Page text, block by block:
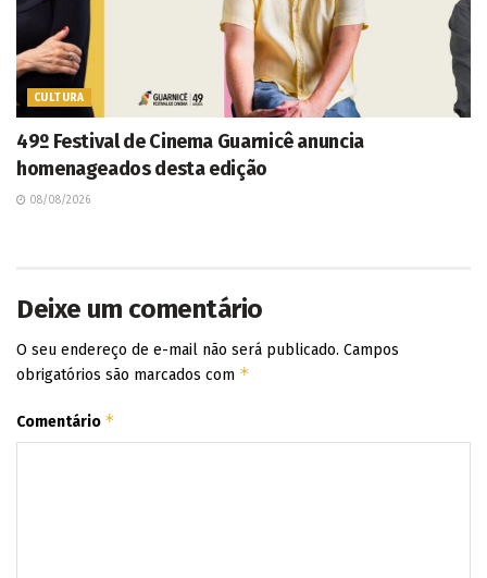
CULTURA
49º Festival de Cinema Guarnicê anuncia
homenageados desta edição
08/08/2026
Deixe um comentário
O seu endereço de e-mail não será publicado. Campos
obrigatórios são marcados com *
Comentário *